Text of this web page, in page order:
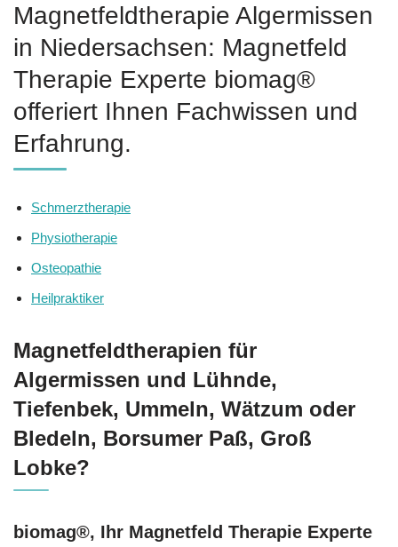
Magnetfeldtherapie Algermissen
in Niedersachsen: Magnetfeld
Therapie Experte biomag®
offeriert Ihnen Fachwissen und
Erfahrung.
Schmerztherapie
Physiotherapie
Osteopathie
Heilpraktiker
Magnetfeldtherapien für
Algermissen und Lühnde,
Tiefenbek, Ummeln, Wätzum oder
Bledeln, Borsumer Paß, Groß
Lobke?
biomag®, Ihr Magnetfeld Therapie Experte